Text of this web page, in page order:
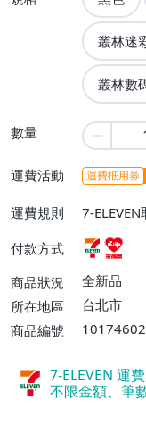
叢林迷
叢林數
數量
運費活動 運費抵用券
運費規則
7-
貨付款【
付款方式
商品狀況
全新品
所在地區
台北市
商品編號
7-ELEVEN 運
不限金額、筆